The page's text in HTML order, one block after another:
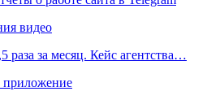
видео
раза за месяц. Кейс агентства…
приложение